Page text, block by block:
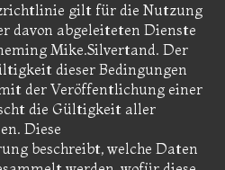
gilt für die Nutzung
davon abgeleiteten Dienste
Mike.Silvertand. Der
dieser Bedingungen
der Veröffentlichung einer
die Gültigkeit aller
Diese
beschreibt, welche Daten